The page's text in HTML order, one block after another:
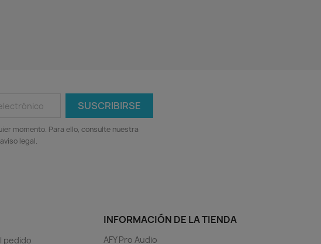
momento. Para ello, consulte nuestra
legal.
pedido
INFORMACIÓN DE LA TIENDA
AFY Pro Audio